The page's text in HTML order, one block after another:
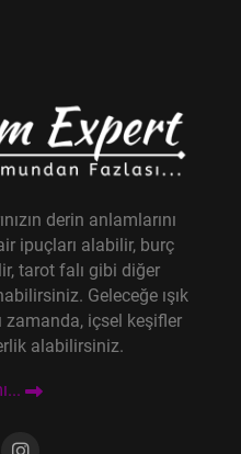
derin anlamlarını
ipuçları alabilir, burç
tarot falı gibi diğer
Geleceğe ışık
içsel keşifler
alabilirsiniz.